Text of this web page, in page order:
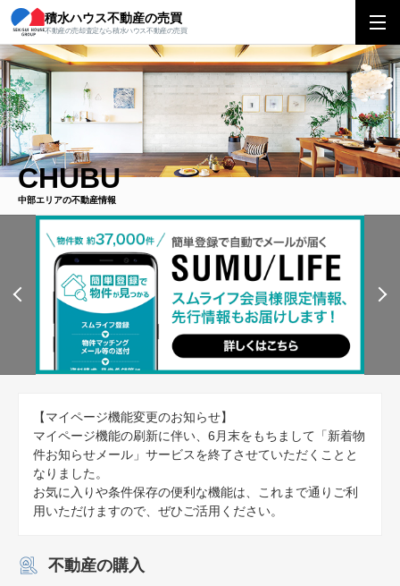
積水ハウス不動産の売買
不動産の売却査定なら積水ハウス不動産の売買
CHUBU
中部エリアの不動産情報
【マイページ機能変更のお知らせ】
マイページ機能の刷新に伴い、6月末をもちまして「新着物
件お知らせメール」サービスを終了させていただくことと
なりました。
お気に入りや条件保存の便利な機能は、これまで通りご利
用いただけますので、ぜひご活用ください。
不動産の購入